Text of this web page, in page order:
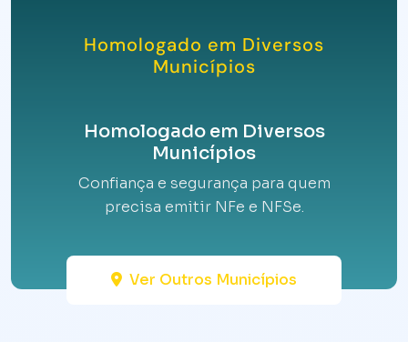
Homologado em Diversos
Municípios
Homologado em Diversos
Municípios
Confiança e segurança para quem
precisa emitir NFe e NFSe.
Ver Outros Municípios